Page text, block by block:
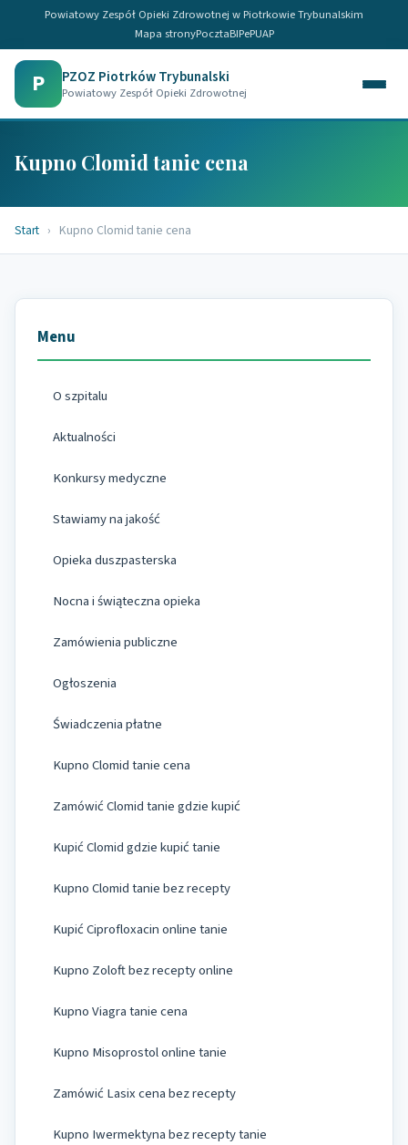
Powiatowy Zespół Opieki Zdrowotnej w Piotrkowie Trybunalskim
Mapa stronyPocztaBIPePUAP
P PZOZ Piotrków Trybunalski
Powiatowy Zespół Opieki Zdrowotnej
Kupno Clomid tanie cena
Start › Kupno Clomid tanie cena
Menu
O szpitalu
Aktualności
Konkursy medyczne
Stawiamy na jakość
Opieka duszpasterska
Nocna i świąteczna opieka
Zamówienia publiczne
Ogłoszenia
Świadczenia płatne
Kupno Clomid tanie cena
Zamówić Clomid tanie gdzie kupić
Kupić Clomid gdzie kupić tanie
Kupno Clomid tanie bez recepty
Kupić Ciprofloxacin online tanie
Kupno Zoloft bez recepty online
Kupno Viagra tanie cena
Kupno Misoprostol online tanie
Zamówić Lasix cena bez recepty
Kupno Iwermektyna​ bez recepty tanie